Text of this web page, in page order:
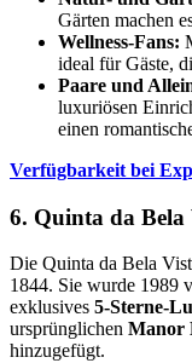
Gärten machen
Wellness-Fans:
ideal für Gäste,
Paare und
luxuriösen
einen
Verfügbarkeit bei
6. Quinta da Bela
Die Quinta da Bela
1844. Sie wurde 1989
exklusives 5-Sterne-
ursprünglichen Manor
hinzugefügt.